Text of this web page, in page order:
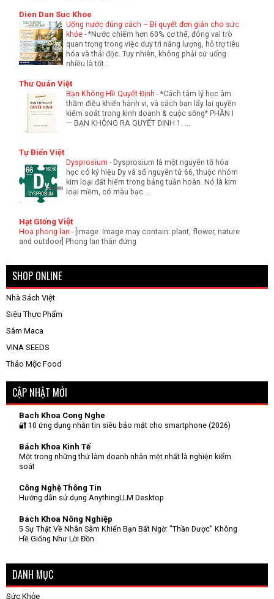
Dien Dan Suc Khoe
Uống nước đúng cách – Bí quyết đơn giản cho sức
khỏe -*Nước chiếm hơn 60% cơ thể, đóng vai trò
quan trọng trong việc duy trì năng lượng, hỗ trợ tiêu
hóa và thải độc. Tuy nhiên, không phải cứ uống
nhiều là tốt...
Thư Quán Việt
Bạn Không Hề Quyết Định -*Cách tâm lý học âm
thầm điều khiển hành vi, và cách bạn lấy lại quyền
kiểm soát trong kinh doanh & cuộc sống* PHẦN I
— BẠN KHÔNG RA QUYẾT ĐỊNH 1. ...
Tự Điển Việt
Dysprosium - Dysprosium là một nguyên tố hóa
học có ký hiệu Dy và số nguyên tử 66, thuộc nhóm
kim loại đất hiếm trong bảng tuần hoàn. Nó là kim
loại mềm, có màu bạc ...
Hạt GIống Việt
Hoa phong lan - [image: Image may contain: plant, flower, nature
and outdoor] Phong lan thân đứng
SHOP ONLINE
Nhà Sách Việt
Siêu Thực Phẩm
Sâm Maca
VINA SEEDS
Thảo Mộc Food
CẬP NHẬT MỚI
Bach Khoa Cong Nghe
🔐 10 ứng dụng nhắn tin siêu bảo mật cho smartphone (2026)
Bách Khoa Kinh Tế
Một trong những thứ làm doanh nhân mệt nhất là nghiện kiểm
soát
Công Nghệ Thông Tin
Hướng dẫn sử dụng AnythingLLM Desktop
Bách Khoa Nông Nghiệp
5 Sự Thật Về Nhân Sâm Khiến Bạn Bất Ngờ: "Thần Dược" Không
Hề Giống Như Lời Đồn
DANH MỤC
Sức Khỏe